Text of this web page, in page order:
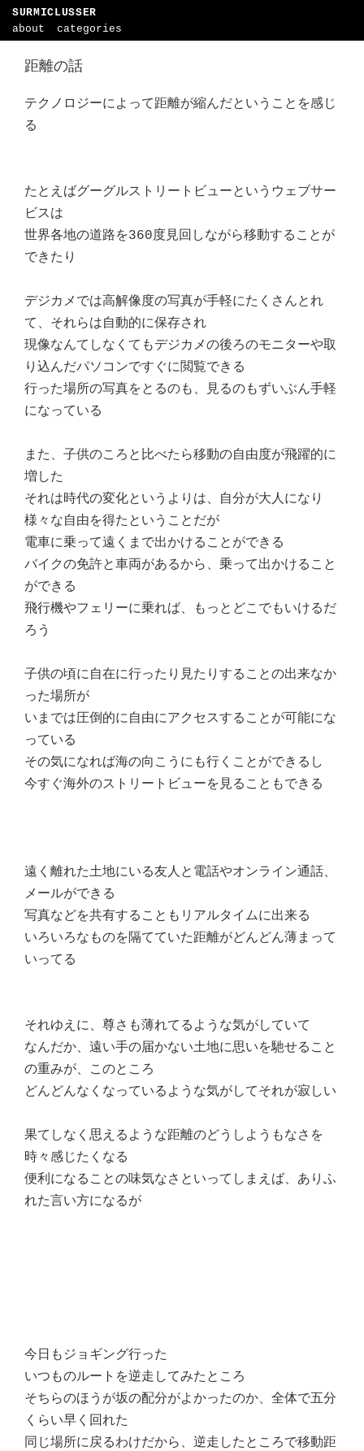
SURMICLUSSER
about
categories
距離の話
テクノロジーによって距離が縮んだということを感じ
る
たとえばグーグルストリートビューというウェブサー
ビスは
世界各地の道路を360度見回しながら移動することが
できたり
デジカメでは高解像度の写真が手軽にたくさんとれ
て、それらは自動的に保存され
現像なんてしなくてもデジカメの後ろのモニターや取
り込んだパソコンですぐに閲覧できる
行った場所の写真をとるのも、見るのもずいぶん手軽
になっている
また、子供のころと比べたら移動の自由度が飛躍的に
増した
それは時代の変化というよりは、自分が大人になり
様々な自由を得たということだが
電車に乗って遠くまで出かけることができる
バイクの免許と車両があるから、乗って出かけること
ができる
飛行機やフェリーに乗れば、もっとどこでもいけるだ
ろう
子供の頃に自在に行ったり見たりすることの出来なか
った場所が
いまでは圧倒的に自由にアクセスすることが可能にな
っている
その気になれば海の向こうにも行くことができるし
今すぐ海外のストリートビューを見ることもできる
遠く離れた土地にいる友人と電話やオンライン通話、
メールができる
写真などを共有することもリアルタイムに出来る
いろいろなものを隔てていた距離がどんどん薄まって
いってる
それゆえに、尊さも薄れてるような気がしていて
なんだか、遠い手の届かない土地に思いを馳せること
の重みが、このところ
どんどんなくなっているような気がしてそれが寂しい
果てしなく思えるような距離のどうしようもなさを
時々感じたくなる
便利になることの味気なさといってしまえば、ありふ
れた言い方になるが
今日もジョギング行った
いつものルートを逆走してみたところ
そちらのほうが坂の配分がよかったのか、全体で五分
くらい早く回れた
同じ場所に戻るわけだから、逆走したところで移動距